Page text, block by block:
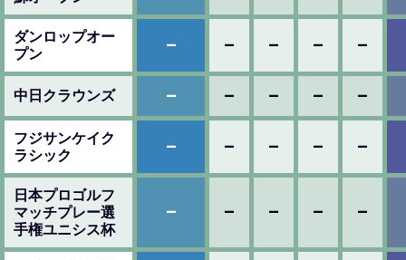
ダンロップオー
プン
– – – – –
中日クラウンズ – – – – –
フジサンケイク
ラシック
– – – – –
日本プロゴルフ
マッチプレー選
手権ユニシス杯
– – – – –